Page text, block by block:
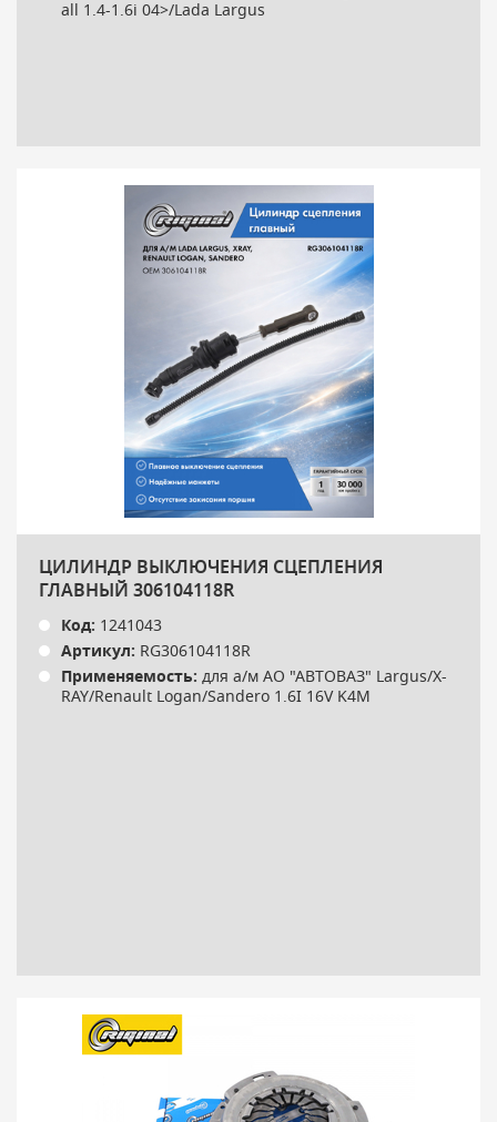
all 1.4-1.6i 04>/Lada Largus
ЦИЛИНДР ВЫКЛЮЧЕНИЯ СЦЕПЛЕНИЯ
ГЛАВНЫЙ 306104118R
Код: 1241043
Артикул: RG306104118R
Применяемость: для а/м АО "АВТОВАЗ" Largus/X-
RAY/Renault Logan/Sandero 1.6I 16V K4M